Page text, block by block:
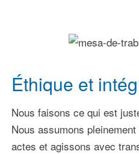
Éthique et
Nous faisons ce qui est
Nous assumons
actes et agissons avec